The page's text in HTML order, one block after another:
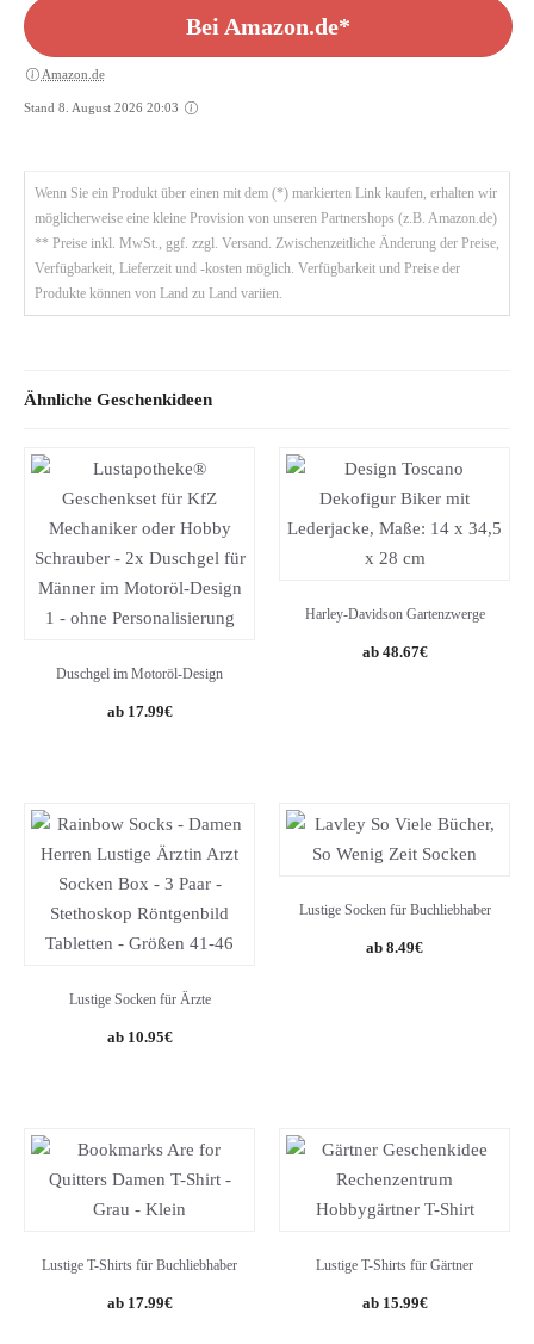
Bei Amazon.de*
Amazon.de
Stand 8. August 2026 20:03
Wenn Sie ein Produkt über einen mit dem (*) markierten Link kaufen, erhalten wir
möglicherweise eine kleine Provision von unseren Partnershops (z.B. Amazon.de)
** Preise inkl. MwSt., ggf. zzgl. Versand. Zwischenzeitliche Änderung der Preise,
Verfügbarkeit, Lieferzeit und -kosten möglich. Verfügbarkeit und Preise der
Produkte können von Land zu Land variien.
Ähnliche Geschenkideen
Duschgel im Motoröl-Design
17.99€
Harley-Davidson Gartenzwerge
48.67€
Lustige Socken für Ärzte
10.95€
Lustige Socken für Buchliebhaber
8.49€
Lustige T-Shirts für Buchliebhaber
17.99€
Lustige T-Shirts für Gärtner
15.99€